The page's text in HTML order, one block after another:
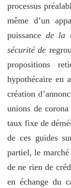
processus
même d’un
puissance de la
sécurité de
propositions
hypothécaire en
création
unions de
taux fixe de
de ces guides
partiel, le marché
de ne rien de
en échange du